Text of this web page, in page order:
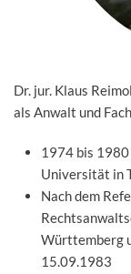
Dr. jur. Klaus
als Anwalt und
1974 bis 1980
Universität in
Nach dem
Württemberg
15.09.1983